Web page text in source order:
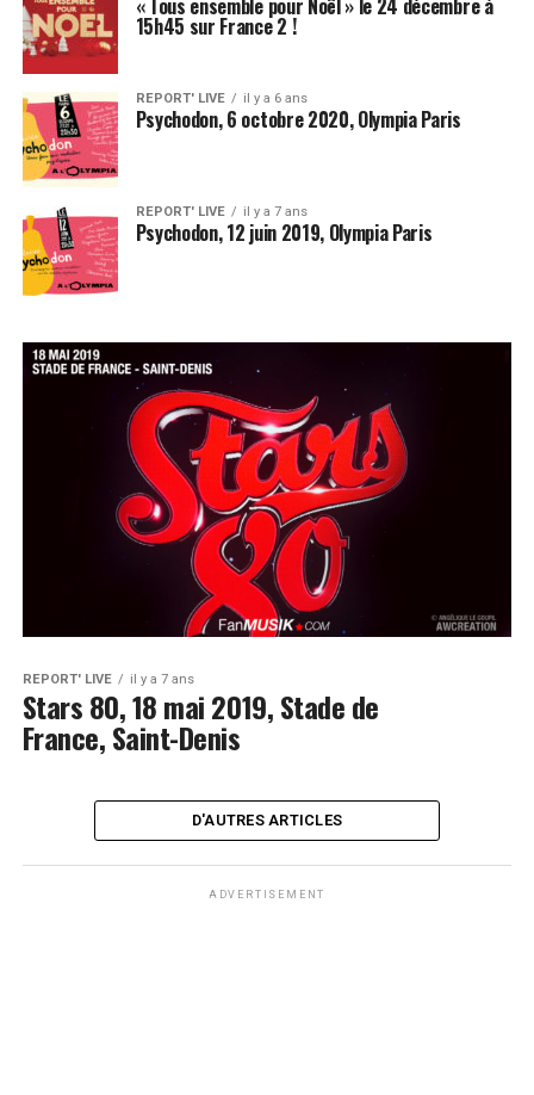
« Tous ensemble pour Noël » le 24 décembre à
15h45 sur France 2 !
REPORT' LIVE il y a 6 ans
Psychodon, 6 octobre 2020, Olympia Paris
REPORT' LIVE il y a 7 ans
Psychodon, 12 juin 2019, Olympia Paris
REPORT' LIVE il y a 7 ans
Stars 80, 18 mai 2019, Stade de
France, Saint-Denis
D'AUTRES ARTICLES
ADVERTISEMENT